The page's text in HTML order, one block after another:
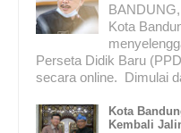
Kota
Perseta Didik Baru
secara online. Dimulai
Kota
Kembali